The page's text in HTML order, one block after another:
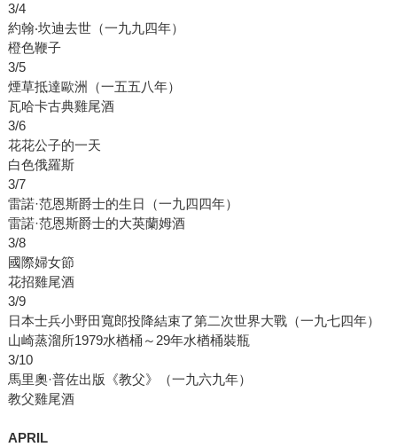
3/4
約翰‧坎迪去世（一九九四年）
橙色鞭子
3/5
煙草抵達歐洲（一五五八年）
瓦哈卡古典雞尾酒
3/6
花花公子的一天
白色俄羅斯
3/7
雷諾·范恩斯爵士的生日（一九四四年）
雷諾·范恩斯爵士的大英蘭姆酒
3/8
國際婦女節
花招雞尾酒
3/9
日本士兵小野田寬郎投降結束了第二次世界大戰（一九七四年）
山崎蒸溜所1979水楢桶～29年水楢桶裝瓶
3/10
馬里奧·普佐出版《教父》（一九六九年）
教父雞尾酒
APRIL